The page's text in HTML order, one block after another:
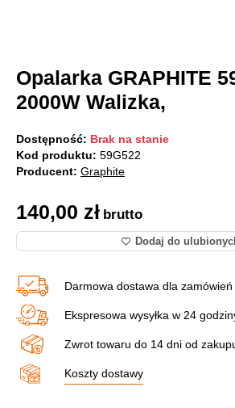
Opalarka GRAPHITE
2000W Walizka,
Dostępność: Brak na stanie
Kod produktu: 59G522
Producent: Graphite
140,00 zł brutto
Dodaj do
Darmowa dostawa dla zamówień
Ekspresowa wysyłka w 24
Zwrot towaru do 14 dni od
Koszty dostawy